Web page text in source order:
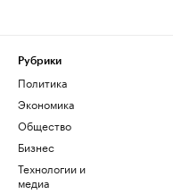
Рубрики
Политика
Экономика
Общество
Бизнес
Технологии и
медиа